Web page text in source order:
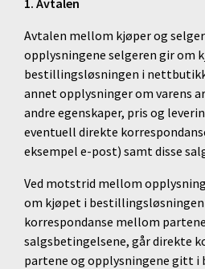
Avtalen mellom kjøper og
opplysningene selgeren gir om
bestillingsløsningen i
annet opplysninger om varens
andre egenskaper, pris og
eventuell direkte
eksempel e-post) samt disse
Ved motstrid mellom
om kjøpet i
korrespondanse mellom
salgsbetingelsene, går direkte
partene og opplysningene gitt